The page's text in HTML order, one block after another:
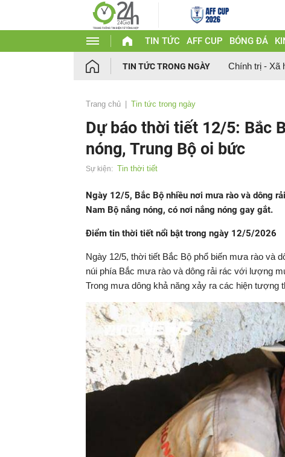
TIN TỨC AFF CUP BÓNG ĐÁ
TIN TỨC TRONG NGÀY Chính trị - Xã
Trang chủ Tin tức trong ngày
Dự báo thời tiết 12/5: Bắc
nóng, Trung Bộ oi bức
Sự kiện: Tin thời tiết
Ngày 12/5, Bắc Bộ nhiều nơi mưa rào và dông
Nam Bộ nắng nóng, có nơi nắng nóng gay gắt.
Điểm tin thời tiết nổi bật trong ngày 12/5/2026
Ngày 12/5, thời tiết Bắc Bộ phổ biến mưa rào và
núi phía Bắc mưa rào và dông rải rác với lượng
Trong mưa dông khả năng xảy ra các hiện